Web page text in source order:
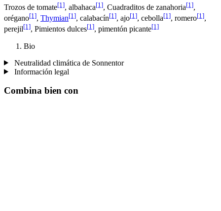
Trozos de tomate[1], albahaca[1], Cuadraditos de zanahoria[1],
orégano[1], Thymian[1], calabacín[1], ajo[1], cebolla[1], romero[1],
perejil[1], Pimientos dulces[1], pimentón picante[1]
Bio
Neutralidad climática de Sonnentor
Información legal
Combina bien con